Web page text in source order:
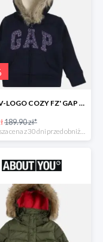
Bluza 'V-LOGO COZY FZ' GAP -51%
189.90 zł*